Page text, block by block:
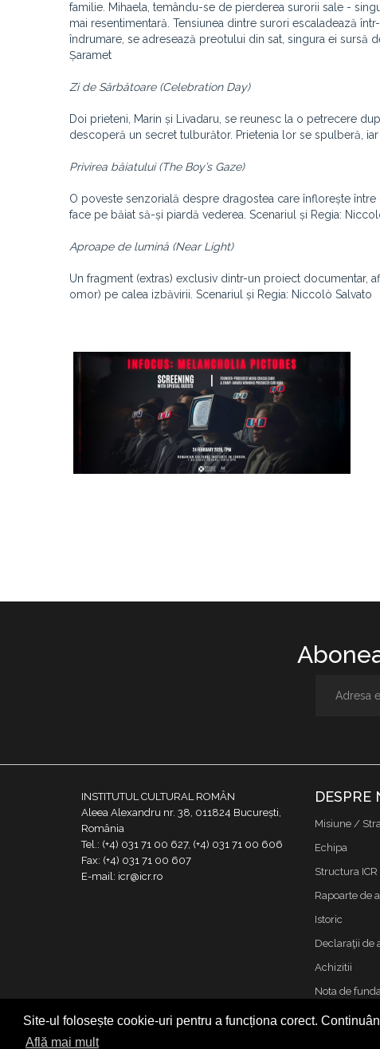
Site-ul folosește cookie-uri pentru a funcționa corect.
Află mai mult
familie. Mihaela, temându-se de pierderea surorii sale -
mai resentimentară. Tensiunea dintre surori escaladează
îndrumare, se adresează preotului din sat, singura ei sursă
Șaramet
Zi de Sărbătoare (Celebration Day)
Doi prieteni, Marin și Livadaru, se reunesc la o petrecere
descoperă un secret tulburător. Prietenia lor se spulberă,
Privirea băiatului (The Boy’s Gaze)
O poveste senzorială despre dragostea care înflorește
face pe băiat să-și piardă vederea. Scenariul și Regia:
Aproape de lumină (Near Light)
Un fragment (extras) exclusiv dintr-un proiect documentar,
omor) pe calea izbăvirii. Scenariul și Regia: Niccolò Salvato
INSTITUTUL CULTURAL ROMÂN
Aleea Alexandru nr. 38, 011824 București,
România
Tel.: (+4) 031 71 00 627, (+4) 031 71 00 606
Fax: (+4) 031 71 00 607
E-mail: icr@icr.ro
DESPRE
Misiune /
Echipa
Structura ICR
Rapoarte de
Istoric
Declaraţii de
Achizitii
Nota de
Contact